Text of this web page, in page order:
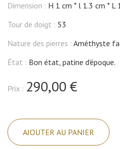
Dimension : H 1 cm l 1.3 cm
L
Tour de doigt : 53
Nature des pierres : Améthyste
État : Bon état, patine d'époque.
Prix : 290,00 €
de
Bague
AJOUTER AU PANIER